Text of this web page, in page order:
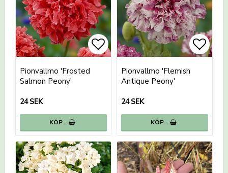
Lägg till i favoritlistan
Pionvallmo 'Frosted
Salmon Peony'
24 SEK
KÖP…
Pionvallmo 'Flemish
Antique Peony'
24 SEK
KÖP…